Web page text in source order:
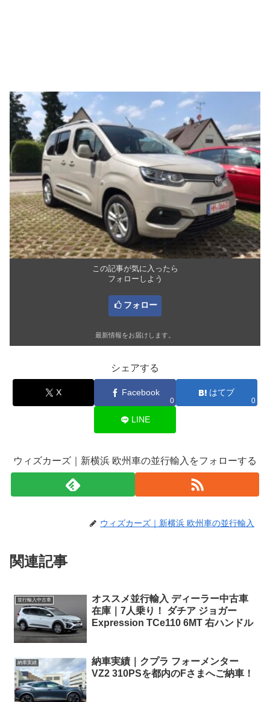
この記事が気に入ったら
フォローしよう
フォロー
最新情報をお届けします。
シェアする
X Facebook
0
はてブ
0
LINE
ウィズカーズ｜新横浜 欧州車の並行輸入をフォローする
ウィズカーズ｜新横浜 欧州車の並行輸入
関連記事
並行輸入中古車
オススメ並行輸入 ディーラー中古車
在庫｜7人乗り！ ダチア ジョガー
Expression TCe110 6MT 右ハンドル
納車実績
納車実績｜クプラ フォーメンター
VZ2 310PSを都内のFさまへご納車！